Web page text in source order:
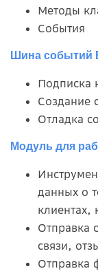
Методы
События
Шина событий
Подписка
Создание
Отладка
Модуль для
данных о
клиентах,
Отправка
связи,
Отправка